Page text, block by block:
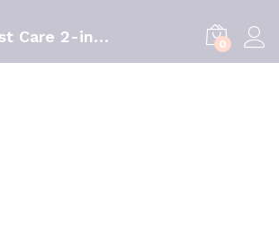
Boiron Test Care 2-in-1Covid 19/Flu AT 0